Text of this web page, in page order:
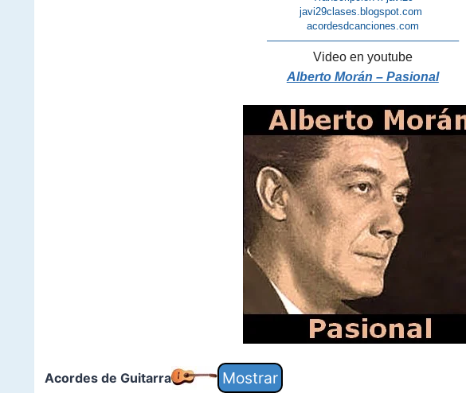
javi29clases.blogspot.com
acordesdcanciones.com
——————————————————–
Video en youtube
Alberto Morán – Pasional
Acordes de Guitarra